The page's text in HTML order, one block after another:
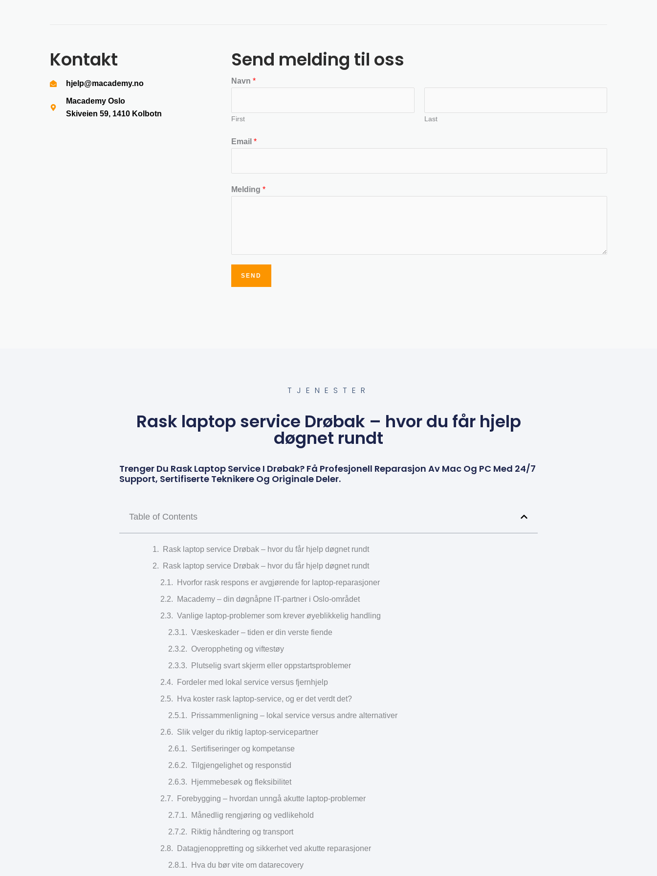
Kontakt
hjelp@macademy.no
Macademy Oslo
Skiveien 59, 1410 Kolbotn
Send melding til oss
Navn*
First Last
Email*
Melding*
SEND
TJENESTER
Rask laptop service Drøbak – hvor du får hjelp
døgnet rundt
Trenger Du Rask Laptop Service I Drøbak? Få Profesjonell Reparasjon Av Mac Og PC Med 24/7
Support, Sertifiserte Teknikere Og Originale Deler.
Table of Contents
Rask laptop service Drøbak – hvor du får hjelp døgnet rundt
Rask laptop service Drøbak – hvor du får hjelp døgnet rundt
Hvorfor rask respons er avgjørende for laptop-reparasjoner
Macademy – din døgnåpne IT-partner i Oslo-området
Vanlige laptop-problemer som krever øyeblikkelig handling
Væskeskader – tiden er din verste fiende
Overoppheting og viftestøy
Plutselig svart skjerm eller oppstartsproblemer
Fordeler med lokal service versus fjernhjelp
Hva koster rask laptop-service, og er det verdt det?
Prissammenligning – lokal service versus andre alternativer
Slik velger du riktig laptop-servicepartner
Sertifiseringer og kompetanse
Tilgjengelighet og responstid
Hjemmebesøk og fleksibilitet
Forebygging – hvordan unngå akutte laptop-problemer
Månedlig rengjøring og vedlikehold
Riktig håndtering og transport
Datagjenoppretting og sikkerhet ved akutte reparasjoner
Hva du bør vite om datarecovery